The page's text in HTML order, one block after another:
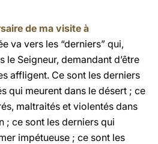
de ma visite à
va vers les “derniers” qui,
le Seigneur, demandant d’être
affligent. Ce sont les derniers
qui meurent dans le désert ; ce
maltraités et violentés dans
; ce sont les derniers qui
impétueuse ; ce sont les